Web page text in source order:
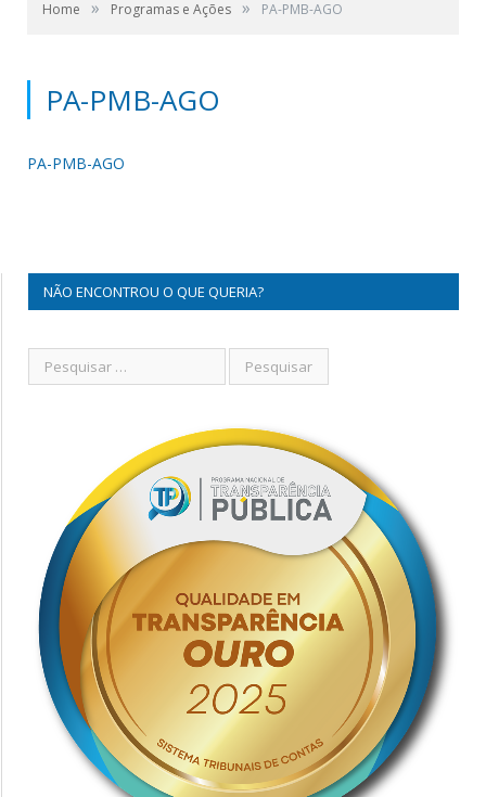
Home » Programas e Ações » PA-PMB-AGO
PA-PMB-AGO
PA-PMB-AGO
NÃO ENCONTROU O QUE QUERIA?